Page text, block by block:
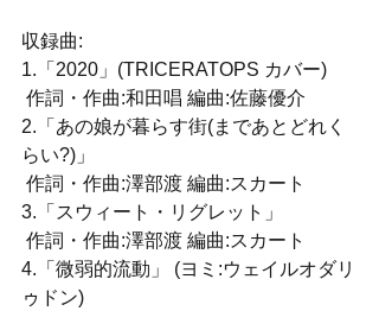
収録曲:
1.「2020」(TRICERATOPS カバー)
作詞・作曲:和田唱 編曲:佐藤優介
2.「あの娘が暮らす街(まであとどれく
らい?)」
作詞・作曲:澤部渡 編曲:スカート
3.「スウィート・リグレット」
作詞・作曲:澤部渡 編曲:スカート
4.「微弱的流動」 (ヨミ:ウェイルオダリ
ゥドン)